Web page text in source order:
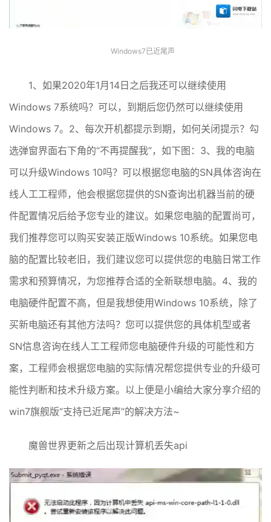
Windows7已近尾声
1、如果2020年1月14日之后我还可以继续使用
Windows 7系统吗？可以，到期后您仍然可以继续使用
Windows 7。2、每次开机都提示到期，如何关闭提示？勾
选弹窗界面右下角的“不再提醒我”，如下图：3、我的电脑
可以升级Windows 10吗？可以根据您电脑的SN具体咨询在
线人工工程师，他会根据您提供的SN查询出机器当前的硬
件配置情况后给予您专业的建议。如果您电脑的配置尚可，
我们推荐您可以购买安装正版Windows 10系统。如果您电
脑的配置比较老旧，我们建议您可以提供您的电脑日常工作
需求和预算情况，为您推荐合适的全新联想电脑。4、我的
电脑硬件配置不高，但是我想使用Windows 10系统，除了
买新电脑还有其他方法吗？您可以提供您的具体机型或者
SN信息咨询在线人工工程师您电脑硬件升级的可能性和方
案，工程师会根据您电脑的实际情况帮您提供专业的升级可
能性判断和技术升级方案。以上便是小编给大家分享介绍的
win7旗舰版“支持已近尾声”的解决方法~
魔兽世界更新之后出现计算机丢失api